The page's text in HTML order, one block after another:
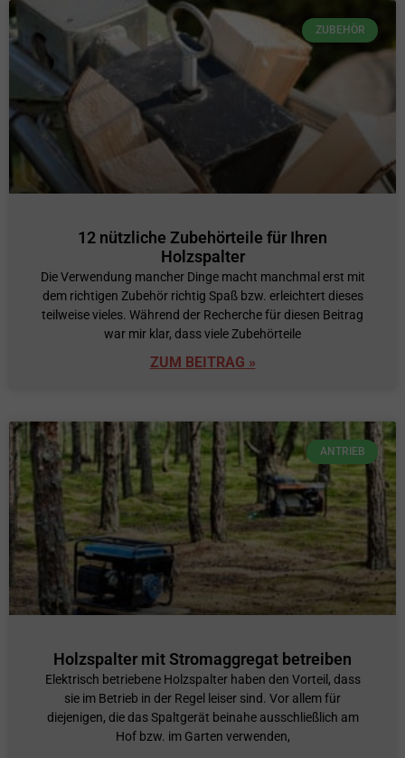
ZUBEHÖR
12 nützliche Zubehörteile für Ihren
Holzspalter
Die Verwendung mancher Dinge macht manchmal erst mit
dem richtigen Zubehör richtig Spaß bzw. erleichtert dieses
teilweise vieles. Während der Recherche für diesen Beitrag
war mir klar, dass viele Zubehörteile
ZUM BEITRAG »
ANTRIEB
Holzspalter mit Stromaggregat betreiben
Elektrisch betriebene Holzspalter haben den Vorteil, dass
sie im Betrieb in der Regel leiser sind. Vor allem für
diejenigen, die das Spaltgerät beinahe ausschließlich am
Hof bzw. im Garten verwenden,